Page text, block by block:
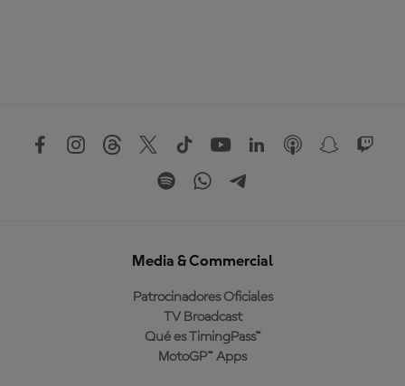
Media & Commercial
Patrocinadores Oficiales
TV Broadcast
Qué es TimingPass™
MotoGP™ Apps